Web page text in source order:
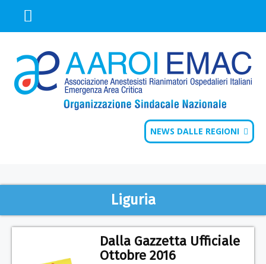
NEWS DALLE REGIONI
Liguria
Dalla Gazzetta Ufficiale
Ottobre 2016